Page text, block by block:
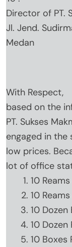
Director of PT.
Jl. Jend.
Medan
With Respect,
based on the
PT. Sukses
engaged in
low prices.
lot of office
10
10
10 Dozen
10 Dozen
10 Boxes